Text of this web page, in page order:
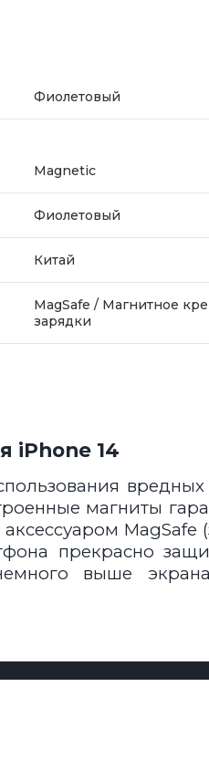
Фиолетовый
Magnetic
Фиолетовый
Китай
MagSafe / Магнитное
зарядки
iPhone 14
магниты
MagSafe
прекрасно
выше экрана,